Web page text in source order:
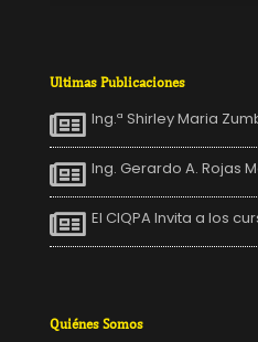
Ultimas Publicaciones
Ing.ª Shirley Maria
Ing. Gerardo A. Rojas
El CIQPA Invita a los
Quiénes Somos